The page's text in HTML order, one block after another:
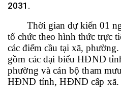
2031.
Thời gian dự kiến 01
tổ chức theo hình thức trực
các điểm cầu tại xã,
gồm các đại biểu HĐND
phường và cán bộ tham
HĐND tỉnh, HĐND cấp xã.